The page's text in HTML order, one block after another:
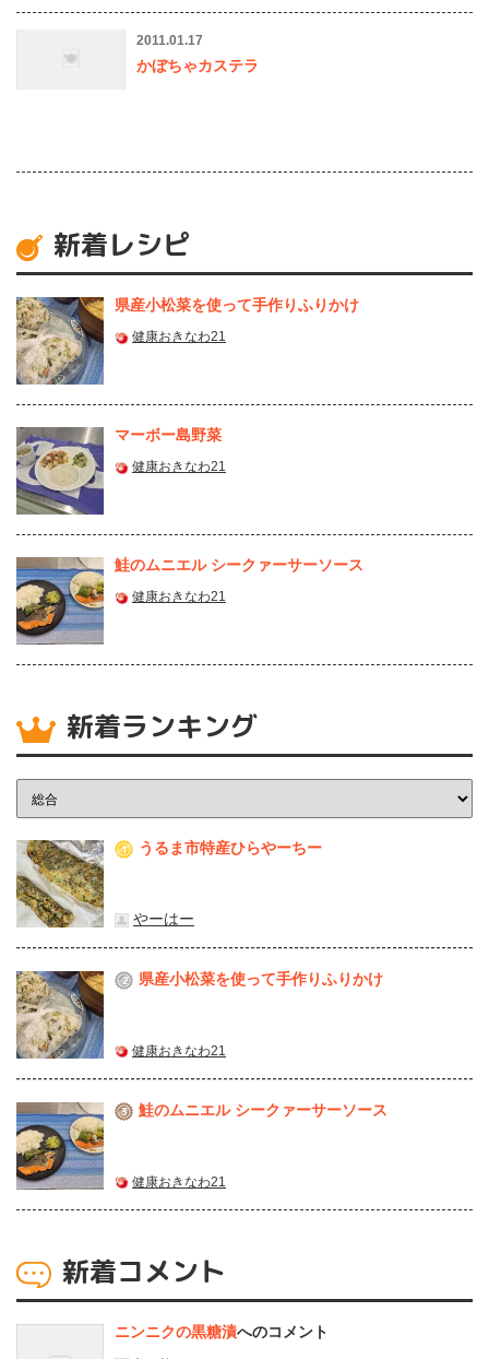
2011.01.17
かぼちゃカステラ
新着レシピ
県産⼩松菜を使って⼿作りふりかけ
健康おきなわ21
マーボー島野菜
健康おきなわ21
鮭のムニエル シークァーサーソース
健康おきなわ21
新着ランキング
1 うるま市特産ひらやーちー
やーはー
2 県産⼩松菜を使って⼿作りふりかけ
健康おきなわ21
3 鮭のムニエル シークァーサーソース
健康おきなわ21
新着コメント
ニンニクの黒糖漬へのコメント